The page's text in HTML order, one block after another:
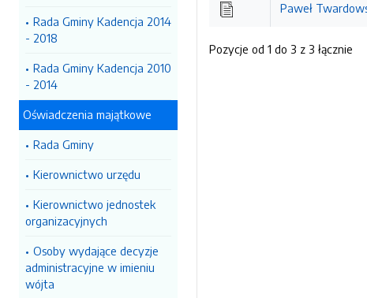
Rada Gminy Kadencja 2014
- 2018
Rada Gminy Kadencja 2010
- 2014
Oświadczenia majątkowe
Rada Gminy
Kierownictwo urzędu
Kierownictwo jednostek
organizacyjnych
Osoby wydające decyzje
administracyjne w imieniu
wójta
Paweł
Pozycje od 1 do 3 z 3 łącznie